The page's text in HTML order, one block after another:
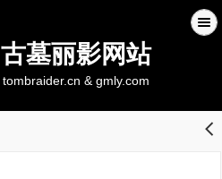
古墓丽影网站
tombraider.cn & gmly.com
󰊒